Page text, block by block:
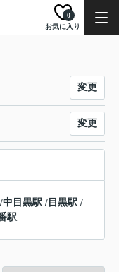
お気に入り
0
変更
変更
/中目黒駅 / 目黒駅 /
駅